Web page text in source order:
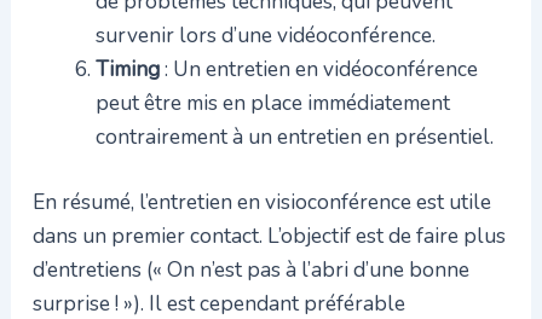
survenir lors d’une vidéoconférence.
Timing: Un entretien en vidéoconférence
peut être mis en place immédiatement
contrairement à un entretien en présentiel.
En résumé, l’entretien en visioconférence est utile
dans un premier contact. L’objectif est de faire plus
d’entretiens (« On n’est pas à l’abri d’une bonne
surprise ! »). Il est cependant préférable